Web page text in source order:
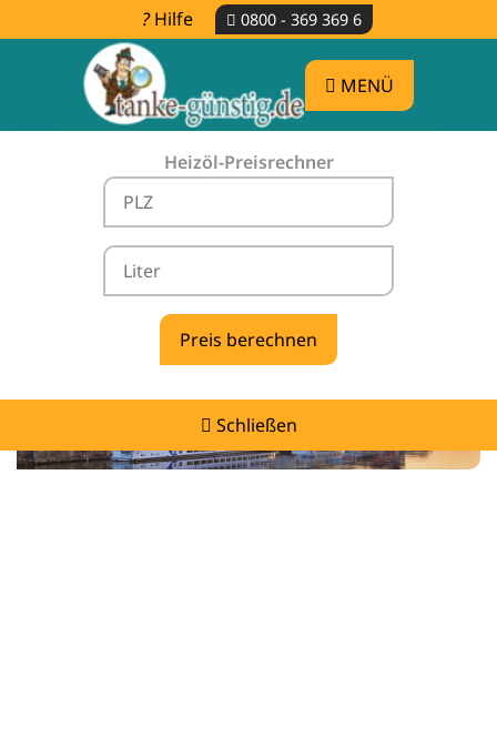
Hilfe 0800 - 369 369 6
MENÜ
Heizöl-Preisrechner
Schließen
Heizölpreise Mauth -
vergleichen & günstig tanken